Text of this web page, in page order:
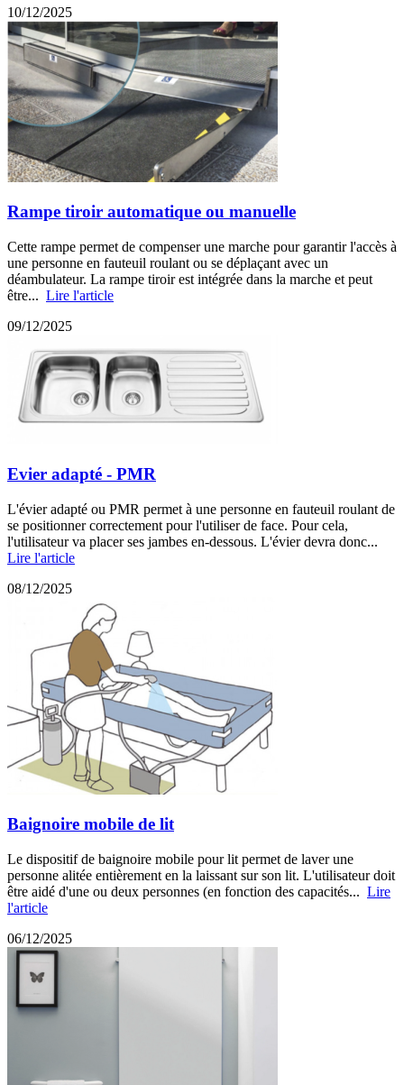
10/12/2025
Rampe tiroir automatique ou manuelle
Cette rampe permet de compenser une marche pour garantir l'accès à
une personne en fauteuil roulant ou se déplaçant avec un
déambulateur. La rampe tiroir est intégrée dans la marche et peut
être... Lire l'article
09/12/2025
Evier adapté - PMR
L'évier adapté ou PMR permet à une personne en fauteuil roulant de
se positionner correctement pour l'utiliser de face. Pour cela,
l'utilisateur va placer ses jambes en-dessous. L'évier devra donc...
Lire l'article
08/12/2025
Baignoire mobile de lit
Le dispositif de baignoire mobile pour lit permet de laver une
personne alitée entièrement en la laissant sur son lit. L'utilisateur doit
être aidé d'une ou deux personnes (en fonction des capacités... Lire
l'article
06/12/2025